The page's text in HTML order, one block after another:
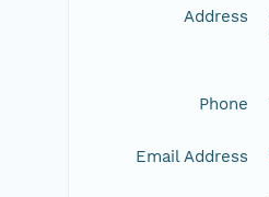
Address
Phone
Email Address